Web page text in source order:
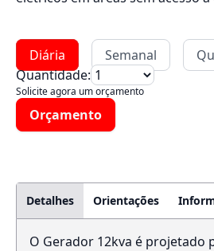
Diária Semanal
Quantidade:
Solicite agora um orçamento
Orçamento
Detalhes Orientações
O Gerador 12kva é projetado